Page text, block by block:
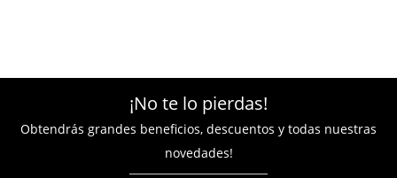
¡No te lo pierdas!
Obtendrás grandes beneficios, descuentos y todas nuestras
novedades!